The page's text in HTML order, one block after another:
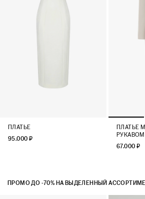
ПЛАТЬЕ
95.000 ₽
ПЛАТЬЕ
РУКАВОМ
67.000 ₽
ПРОМО ДО -70% НА ВЫДЕЛЕННЫЙ